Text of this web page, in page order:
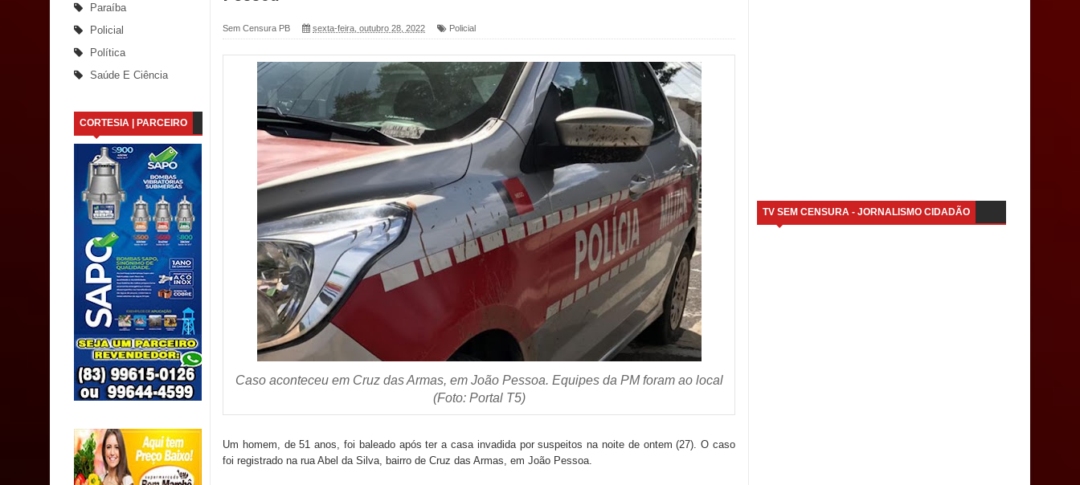
Mari marca presença no maior evento de saúde pública do planeta com foco na qualificação dos serviços do
MULUNGU: Servidora revela Perseguição na Gestão de Daniella Ribeiro e prática repudiável revolta
população
Caldas Brandão: IPMCB responde questionamentos da vereadora Rosângela e afirma que parcelamentos
são referentes a débitos históricos
INCLUSÃO: Prefeitura de Sapé abre inscrições para Programa CNH Social; veja documentação necessária!
Caldas Brandão: alta aprovação popular fortalece gestão de Fábio Rolim e esvazia discurso da oposição
Coordenadora do CEO destaca campanha Julho Neon e apresenta balanço da saúde bucal em Sapé
Mais de 40 sorrisos devolvidos à população: CEO fortalece o cuidado com a saúde bucal em Marí
PDT da Paraíba faz reunião preparativa para convenção estadual
Prefeitura de Sapé paga salários dentro do mês trabalhado e injeta R$ 12 milhões na economia
Prefeitura de Sapé desenvolve ações para preservar tamarindeiro e revitalizar Memorial Augusto dos Anjos
O verdadeiro oxigênio do Estado Democrático de Direito – Bacharela aborda de maneira inédita no mundo
Paraíba
Policial
Política
Saúde E Ciência
CORTESIA | PARCEIRO
Sem Censura PB sexta-feira, outubro 28, 2022 Policial
Caso aconteceu em Cruz das Armas, em João Pessoa. Equipes da PM foram ao local
(Foto: Portal T5)
Um homem, de 51 anos, foi baleado após ter a casa invadida por suspeitos na noite de ontem (27). O caso
foi registrado na rua Abel da Silva, bairro de Cruz das Armas, em João Pessoa.
TV SEM CENSURA - JORNALISMO CIDADÃO